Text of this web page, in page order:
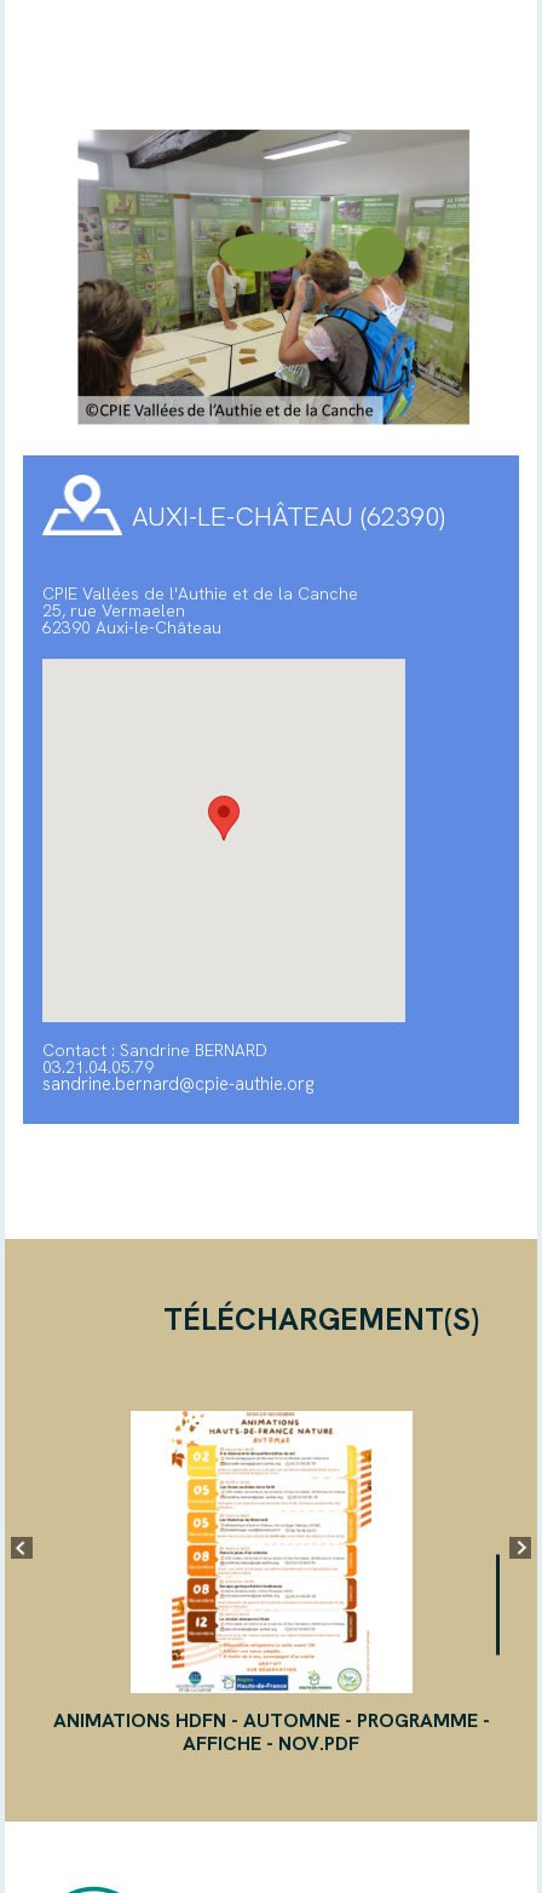
AUXI-LE-CHÂTEAU (62390)
CPIE Vallées de l'Authie et de la Canche
25, rue Vermaelen
62390 Auxi-le-Château
Contact : Sandrine BERNARD
03.21.04.05.79
sandrine.bernard@cpie-authie.org
TÉLÉCHARGEMENT(S)
ANIMATIONS HDFN - AUTOMNE - PROGRAMME -
AFFICHE - NOV.PDF